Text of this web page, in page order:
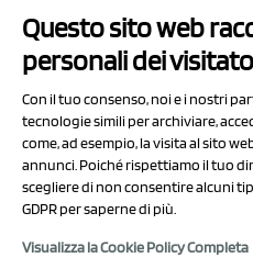
Via Prov.le
41057
P.I/C.F.
REA:
Capitale sociale
Questo sito web
personali dei
Con il tuo consenso, noi e i nostri
tecnologie simili per archiviare,
come, ad esempio, la visita al sito
annunci. Poiché rispettiamo il tuo
scegliere di non consentire alcuni
GDPR per saperne di più.
Visualizza la Cookie Policy Completa